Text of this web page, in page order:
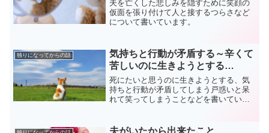
夫を亡くした悲しみを隠すために笑顔の
仮面を張り付けて人と接するつらさなど
について書いています。
独りになってからの話
気持ちと行動が矛盾する～辛くて
苦しいのに生きようとする…
死にたいと思うのに生きようとする、気
持ちと行動が矛盾してしまう戸惑いと呆
れて笑ってしまうことなどを書いていま
夫がいたから出来たこと